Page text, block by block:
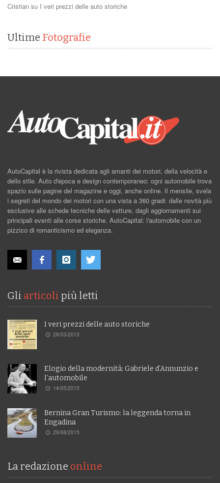
Cristian su I veri prezzi delle auto storiche
Ultime Fotografie
AutoCapital è la rivista dedicata agli amanti dei motori, della velocità e
dello stile. Auto d'epoca e design contemporaneo: ogni automobile trova
spazio sulle pagine del magazine e oggi, anche online. Il mensile, svela
i segreti del mondo dei motori con una vista a 360 gradi: dalle novità più
esclusive alle schede tecniche delle vetture, dagli aggiornamenti sui
principali eventi alle corse storiche. AutoCapital: l'automobile con un
pizzico di romanticismo ed eleganza.
Gli articoli più letti
I veri prezzi delle auto storiche
28/03/2015
Elogio della modernità: Gabriele d’Annunzio e
l’automobile
14/05/2015
Bernina Gran Turismo: la leggenda torna in
Engadina
29/08/2015
La redazione online